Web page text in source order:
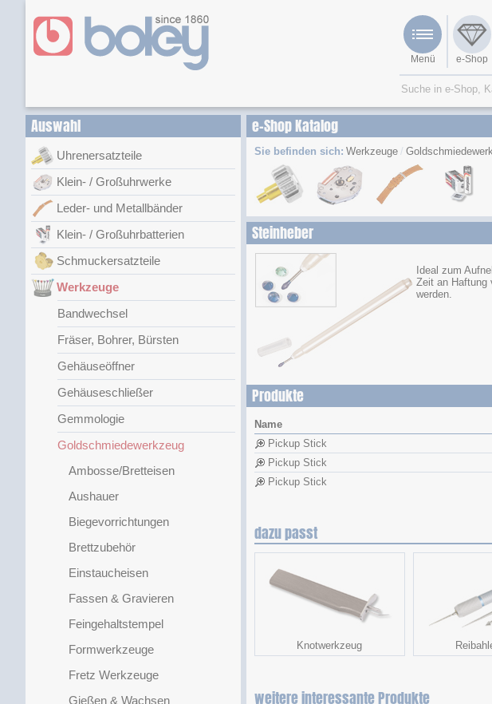
Menü e-Shop
Auswahl
Uhrenersatzteile
Klein- / Großuhrwerke
Leder- und Metallbänder
Klein- / Großuhrbatterien
Schmuckersatzteile
Werkzeuge
Bandwechsel
Fräser, Bohrer, Bürsten
Gehäuseöffner
Gehäuseschließer
Gemmologie
Goldschmiedewerkzeug
Ambosse/Bretteisen
Aushauer
Biegevorrichtungen
Brettzubehör
Einstaucheisen
Fassen & Gravieren
Feingehaltstempel
Formwerkzeuge
Fretz Werkzeuge
Gießen & Wachsen
e-Shop Katalog
Sie befinden sich: Werkzeuge
Steinheber
Ideal zum
Zeit an Haftung
werden.
Produkte
Name
Pickup Stick
Pickup Stick
Pickup Stick
dazu passt
Knotwerkzeug
weitere interessante Produkte